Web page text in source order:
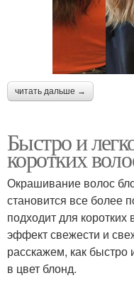
читать дальше →
Быстро и
коротких
Окрашивание волос
становится все более
подходит для коротких
эффект свежести и
расскажем, как быстро
в цвет блонд.